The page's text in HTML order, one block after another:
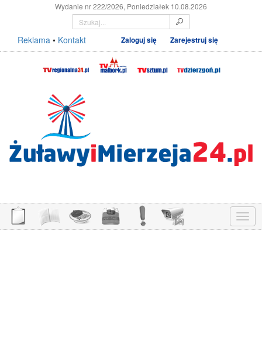
Wydanie nr 222/2026, Poniedziałek 10.08.2026
Reklama • Kontakt Zaloguj się Zarejestruj się
Menu